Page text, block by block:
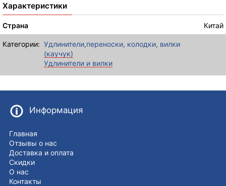
Характеристики
Страна Китай
Категории: Удлинители,переноски, колодки, вилки
(каучук)
Удлинители и вилки
Информация
Главная
Отзывы о нас
Доставка и оплата
Скидки
О нас
Контакты